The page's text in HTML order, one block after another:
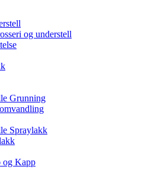
og understell
Grunning
Spraylakk
og Kapp